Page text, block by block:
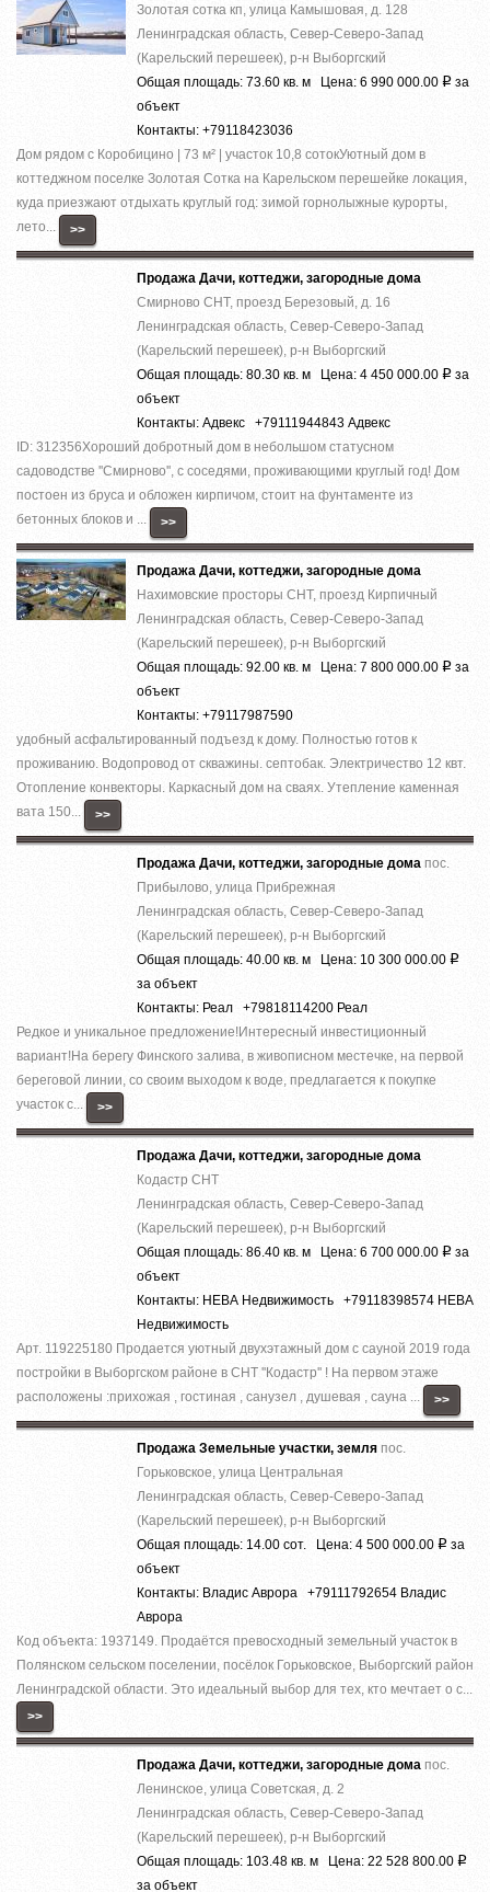
Золотая сотка кп, улица Камышовая, д. 128
Ленинградская область, Север-Северо-Запад
(Карельский перешеек), р-н Выборгский
Общая площадь: 73.60 кв. м Цена: 6 990 000.00 Р за
объект
Контакты: +79118423036
Дом рядом с Коробицино | 73 м² | участок 10,8 сотокУютный дом в
коттеджном поселке Золотая Сотка на Карельском перешейке локация,
куда приезжают отдыхать круглый год: зимой горнолыжные курорты,
лето...
>>
Продажа Дачи, коттеджи, загородные дома
Смирново СНТ, проезд Березовый, д. 16
Ленинградская область, Север-Северо-Запад
(Карельский перешеек), р-н Выборгский
Общая площадь: 80.30 кв. м Цена: 4 450 000.00 Р за
объект
Контакты: Адвекс +79111944843 Адвекс
ID: 312356Хороший добротный дом в небольшом статусном
садоводстве ''Смирново'', с соседями, проживающими круглый год! Дом
постоен из бруса и обложен кирпичом, стоит на фунтаменте из
бетонных блоков и ...
>>
Продажа Дачи, коттеджи, загородные дома
Нахимовские просторы СНТ, проезд Кирпичный
Ленинградская область, Север-Северо-Запад
(Карельский перешеек), р-н Выборгский
Общая площадь: 92.00 кв. м Цена: 7 800 000.00 Р за
объект
Контакты: +79117987590
удобный асфальтированный подъезд к дому. Полностью готов к
проживанию. Водопровод от скважины. септобак. Электричество 12 квт.
Отопление конвекторы. Каркасный дом на сваях. Утепление каменная
вата 150...
>>
Продажа Дачи, коттеджи, загородные дома пос.
Прибылово, улица Прибрежная
Ленинградская область, Север-Северо-Запад
(Карельский перешеек), р-н Выборгский
Общая площадь: 40.00 кв. м Цена: 10 300 000.00 Р
за объект
Контакты: Реал +79818114200 Реал
Редкое и уникальное предложение!Интересный инвестиционный
вариант!На берегу Финского залива, в живописном местечке, на первой
береговой линии, со своим выходом к воде, предлагается к покупке
участок с...
>>
Продажа Дачи, коттеджи, загородные дома
Кодастр СНТ
Ленинградская область, Север-Северо-Запад
(Карельский перешеек), р-н Выборгский
Общая площадь: 86.40 кв. м Цена: 6 700 000.00 Р за
объект
Контакты: НЕВА Недвижимость +79118398574 НЕВА
Недвижимость
Арт. 119225180 Продается уютный двухэтажный дом с сауной 2019 года
постройки в Выборгском районе в СНТ ''Кодастр'' ! На первом этаже
расположены :прихожая , гостиная , санузел , душевая , сауна ...
>>
Продажа Земельные участки, земля пос.
Горьковское, улица Центральная
Ленинградская область, Север-Северо-Запад
(Карельский перешеек), р-н Выборгский
Общая площадь: 14.00 сот. Цена: 4 500 000.00 Р за
объект
Контакты: Владис Аврора +79111792654 Владис
Аврора
Код объекта: 1937149. Продаётся превосходный земельный участок в
Полянском сельском поселении, посёлок Горьковское, Выборгский район
Ленинградской области. Это идеальный выбор для тех, кто мечтает о с...
>>
Продажа Дачи, коттеджи, загородные дома пос.
Ленинское, улица Советская, д. 2
Ленинградская область, Север-Северо-Запад
(Карельский перешеек), р-н Выборгский
Общая площадь: 103.48 кв. м Цена: 22 528 800.00 Р
за объект